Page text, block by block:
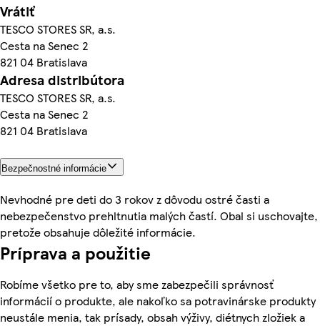
Vrátiť
TESCO STORES SR, a.s.
Cesta na Senec 2
821 04 Bratislava
Adresa distribútora
TESCO STORES SR, a.s.
Cesta na Senec 2
821 04 Bratislava
Bezpečnostné informácie
Nevhodné pre deti do 3 rokov z dôvodu ostré časti a
nebezpečenstvo prehltnutia malých častí. Obal si uschovajte,
pretože obsahuje dôležité informácie.
Príprava a použitie
Robíme všetko pre to, aby sme zabezpečili správnosť
informácií o produkte, ale nakoľko sa potravinárske produkty
neustále menia, tak prísady, obsah výživy, diétnych zložiek a